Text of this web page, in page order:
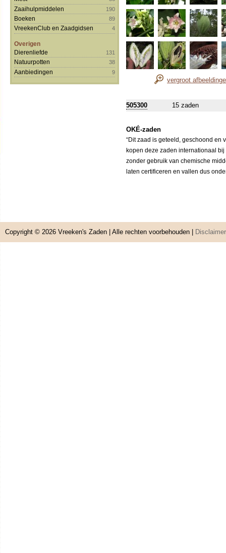
Zaaihulpmiddelen 190
Boeken 89
VreekenClub en Zaadgidsen 4
Overigen
Dierenliefde
131
Natuurpotten 38
Aanbiedingen 9
vergroot
505300 15 zaden
OKÉ-zaden
“Dit zaad is geteeld, geschoond en
kopen deze zaden internationaal
zonder gebruik van chemische
laten certificeren en vallen dus
Copyright © 2026 Vreeken's Zaden | Alle rechten voorbehouden | Disclaimer